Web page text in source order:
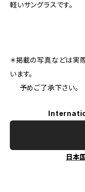
軽いサングラスです。
＊掲載の写真などは実
います。
予めご了承下さい。
日本